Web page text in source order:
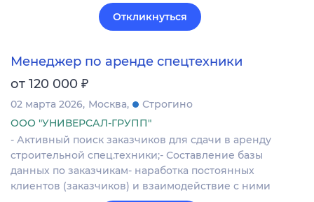
Откликнуться
Менеджер по аренде спецтехники
от 120 000 ₽
02 марта 2026 Москва
Строгино
ООО "УНИВЕРСАЛ-ГРУПП"
- Активный поиск заказчиков для сдачи в аренду
строительной спец.техники;- Составление базы
данных по заказчикам- наработка постоянных
клиентов (заказчиков) и взаимодействие с ними